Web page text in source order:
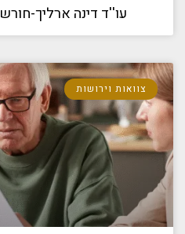
עו''ד דינה ארליך-חורש
צוואות וירושות